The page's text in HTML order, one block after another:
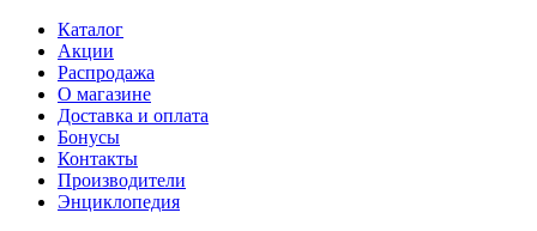
Каталог
Акции
Распродажа
О магазине
Доставка и оплата
Бонусы
Контакты
Производители
Энциклопедия